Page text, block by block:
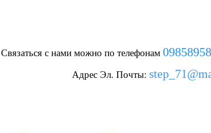
Связаться с нами можно по телефонам
Адрес Эл. Почты: step _71@